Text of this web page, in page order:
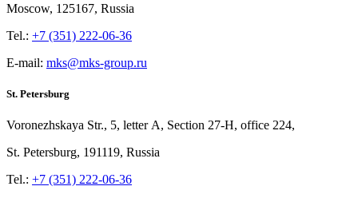
Moscow, 125167, Russia
Tel.: +7 (351) 222-06-36
E-mail: mks@mks-group.ru
St. Petersburg
Voronezhskaya Str., 5, letter A, Section 27-Н, office 224,
St. Petersburg, 191119, Russia
Tel.: +7 (351) 222-06-36